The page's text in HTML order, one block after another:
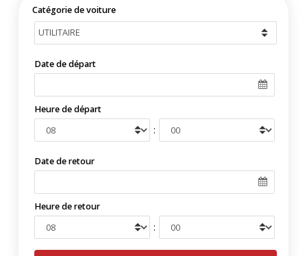
Catégorie de voiture
Date de départ
Heure de départ
:
Date de retour
Heure de retour
: